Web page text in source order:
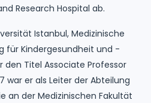
Research Hospital ab.
Istanbul, Medizinische
für Kindergesundheit und -
den Titel Associate Professor
war er als Leiter der Abteilung
an der Medizinischen Fakultät